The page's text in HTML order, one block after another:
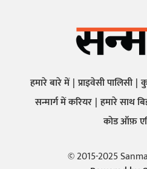
हमारे बारे में प्राइवेसी पालिसी
सन्मार्ग में करियर हमारे साथ
कोड ऑफ़
© 2015-2025